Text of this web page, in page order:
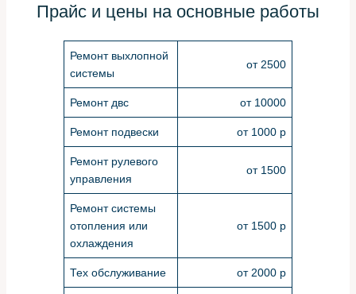
Прайс и цены на основные работы
Ремонт выхлопной
системы
от 2500
Ремонт двс от 10000
Ремонт подвески от 1000 р
Ремонт рулевого
управления
от 1500
Ремонт системы
отопления или
охлаждения
от 1500 р
Тех обслуживание от 2000 р